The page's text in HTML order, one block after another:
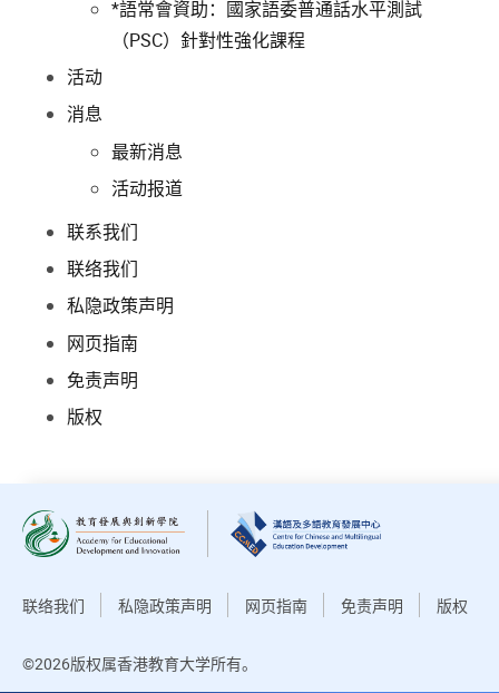
*語常會資助：國家語委普通話水平測試
（PSC）針對性強化課程
活动
消息
最新消息
活动报道
联系我们
联络我们
私隐政策声明
网页指南
免责声明
版权
联络我们 私隐政策声明 网页指南 免责声明 版权
©2026版权属香港教育大学所有。